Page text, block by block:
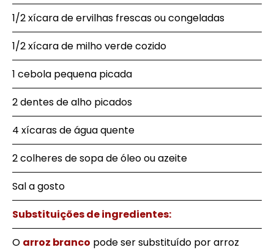
1/2 xícara de ervilhas frescas ou congeladas
1/2 xícara de milho verde cozido
1 cebola pequena picada
2 dentes de alho picados
4 xícaras de água quente
2 colheres de sopa de óleo ou azeite
Sal a gosto
Substituições de ingredientes:
O arroz branco pode ser substituído por arroz